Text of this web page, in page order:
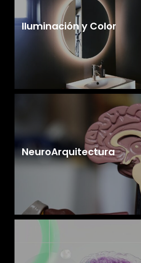
Iluminación y Color
NeuroArquitectura